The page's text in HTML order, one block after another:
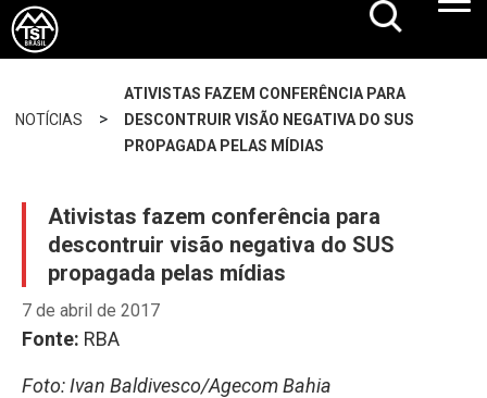
NOTÍCIAS >
ATIVISTAS FAZEM CONFERÊNCIA PARA
DESCONTRUIR VISÃO NEGATIVA DO SUS
PROPAGADA PELAS MÍDIAS
Ativistas fazem conferência para
descontruir visão negativa do SUS
propagada pelas mídias
7 de abril de 2017
Fonte: RBA
Foto: Ivan Baldivesco/Agecom Bahia